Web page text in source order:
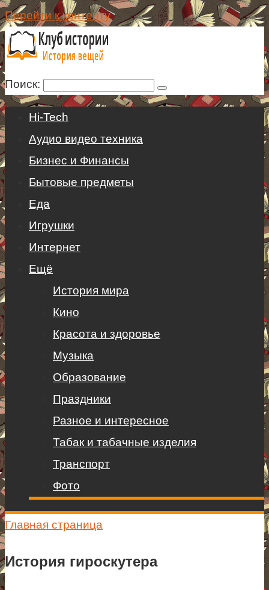
Перейти к контенту
Поиск:
Hi-Tech
Аудио видео техника
Бизнес и Финансы
Бытовые предметы
Еда
Игрушки
Интернет
Ещё
История мира
Кино
Красота и здоровье
Музыка
Образование
Праздники
Разное и интересное
Табак и табачные изделия
Транспорт
Фото
Главная страница
История гироскутера